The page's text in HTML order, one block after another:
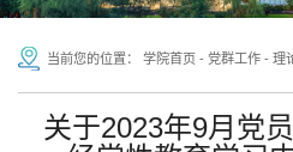
当前您的位置： 学院首页 - 党群工作 - 理
关于2023年9月党